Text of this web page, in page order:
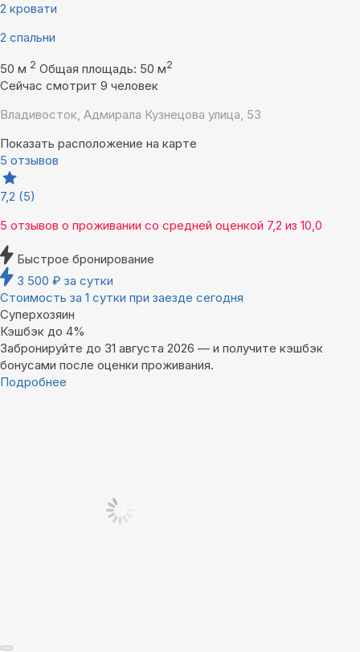
2 кровати
2 спальни
50 м 2 Общая площадь: 50 м2
Сейчас смотрит 9 человек
Владивосток, Адмирала Кузнецова улица, 53
Показать расположение на карте
5 отзывов
7,2 (5)
5 отзывов о проживании со средней оценкой 7,2 из 10,0
Быстрое бронирование
3 500 ₽ за сутки
Стоимость за 1 сутки при заезде сегодня
Суперхозяин
Кэшбэк до 4%
Забронируйте до 31 августа 2026 — и получите кэшбэк
бонусами после оценки проживания.
Подробнее